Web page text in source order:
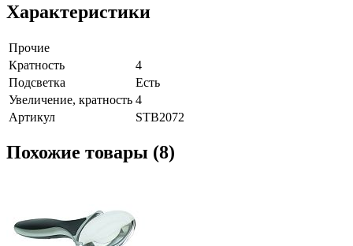
Характеристики
Прочие
Кратность
4
Подсветка
Есть
Увеличение, кратность 4
Артикул
STB2072
Похожие товары (8)